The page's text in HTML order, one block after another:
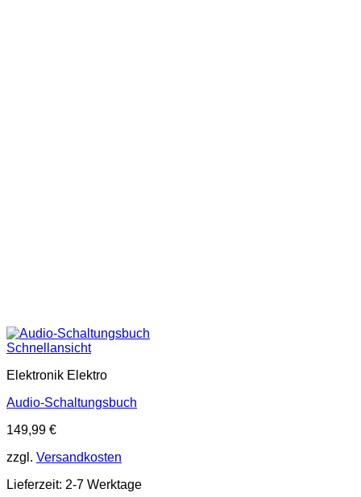
Schnellansicht
Elektronik Elektro
Audio-Schaltungsbuch
149,99 €
zzgl. Versandkosten
Lieferzeit: 2-7 Werktage